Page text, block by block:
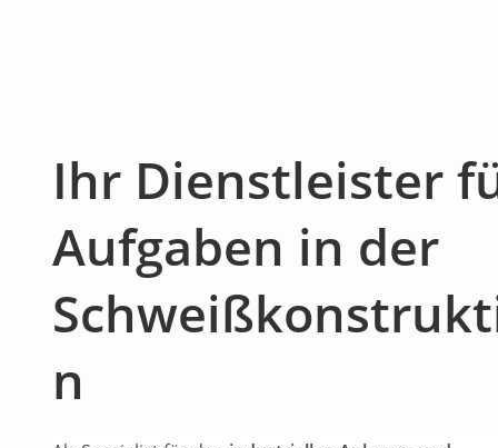
Ihr Dienstleister
Aufgaben in der
n